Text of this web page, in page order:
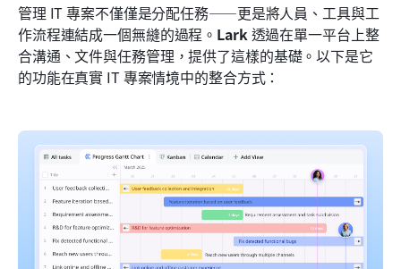
管理 IT 專案不僅僅是分配任務——更是將人員、工具與工
作流程連結成一個無縫的過程。 Lark 透過在單一平台上整
合溝通、文件與任務管理，提供了這樣的基礎。以下是它
的功能在真實 IT 專案情境中的整合方式：